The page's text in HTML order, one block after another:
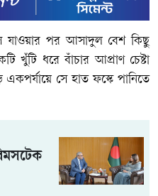
যাওয়ার পর আসাদুল বেশ কিছু
খুঁটি ধরে বাঁচার আপ্রাণ চেষ্টা
সে হাত ফস্কে পানিতে